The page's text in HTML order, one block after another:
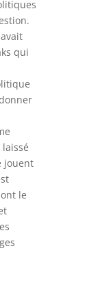
qui
jouent
le